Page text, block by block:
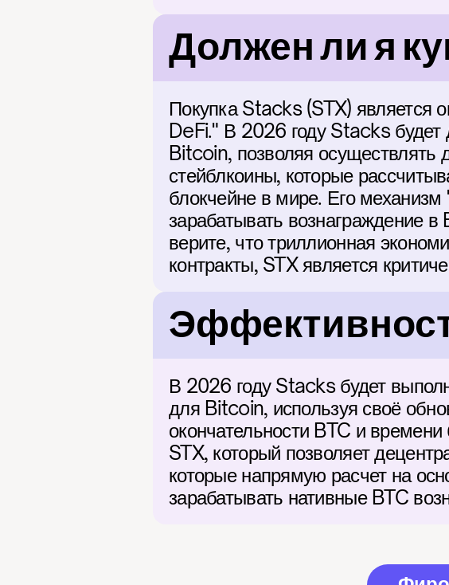
Должен ли я
Покупка Stacks (STX) является
DeFi." В 2026 году Stacks будет
Bitcoin, позволяя осуществлять
стейблкоины, которые
блокчейне в мире. Его
зарабатывать вознаграждение
верите, что триллионная
контракты, STX является
В 2026 году Stacks будет
для Bitcoin, используя своё
окончательности BTC и
STX, который позволяет
которые напрямую расчет на
зарабатывать нативные BTC